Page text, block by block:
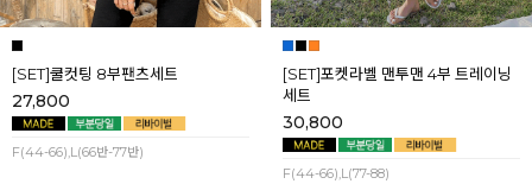
[SET]쿨컷팅 8부팬츠세트
27,800
F(44-66),L(66반-77반)
[SET]포켓라벨 맨투맨 4부 트레이닝
세트
30,800
F(44-66),L(77-88)